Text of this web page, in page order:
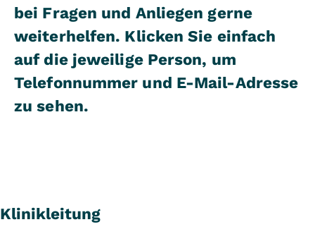
bei Fragen und Anliegen gerne
weiterhelfen. Klicken Sie einfach
auf die jeweilige Person, um
Telefonnummer und E-Mail-Adresse
zu sehen.
Klinikleitung